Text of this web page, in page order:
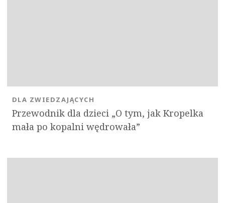
Przewodnik dla dzieci „O tym, jak Kropelka
mała po kopalni wędrowała”
DLA ZWIEDZAJĄCYCH